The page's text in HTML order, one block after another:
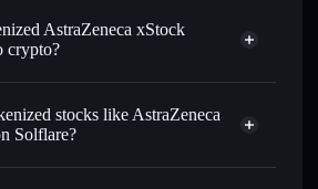
AstraZeneca xStock
crypto?
AstraZeneca xStock
stocks like AstraZeneca
Solflare?
1:1 backed,